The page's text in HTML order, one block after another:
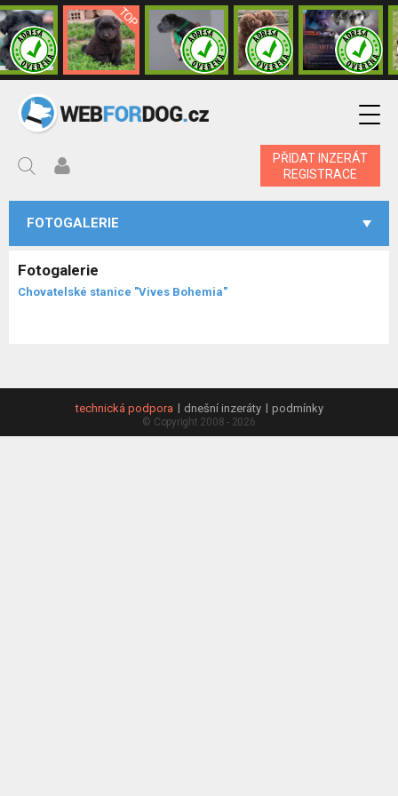
PŘIDAT INZERÁT
REGISTRACE
FOTOGALERIE
Fotogalerie
Chovatelské stanice "Vives Bohemia"
technická podpora dnešní inzeráty podmínky
© Copyright 2008 - 2026